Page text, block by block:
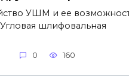
УШМ и ее
Угловая шлифовальная
0 160